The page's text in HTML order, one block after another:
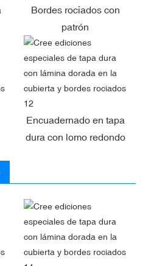
Bordes rociados con
patrón
Encuadernado en tapa
dura con lomo redondo